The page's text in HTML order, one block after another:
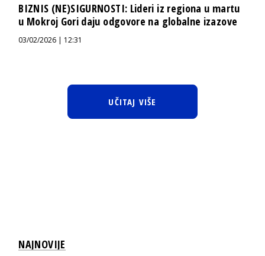
BIZNIS (NE)SIGURNOSTI: Lideri iz regiona u martu
u Mokroj Gori daju odgovore na globalne izazove
03/02/2026 | 12:31
UČITAJ VIŠE
NAJNOVIJE